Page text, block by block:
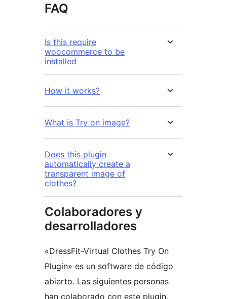
FAQ
Is this require
woocommerce to be
installed
How it works?
What is Try on image?
Does this plugin
automatically create a
transparent image of
clothes?
Colaboradores y
desarrolladores
«DressFit-Virtual Clothes Try On
Plugin» es un software de código
abierto. Las siguientes personas
han colaborado con este plugin.